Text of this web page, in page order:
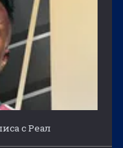
с Реал